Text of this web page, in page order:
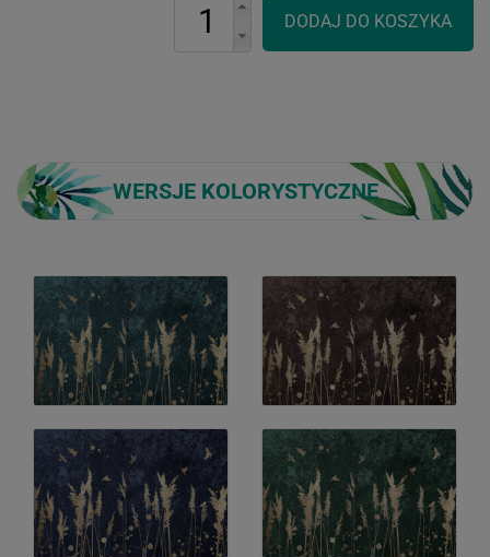
WERSJE KOLORYSTYCZNE